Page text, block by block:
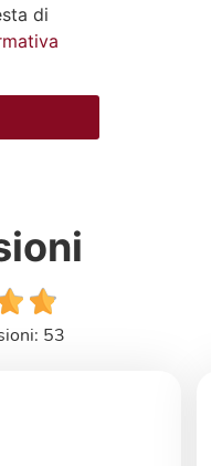
di
53